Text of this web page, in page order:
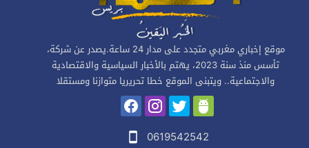
موقع إخباري مغربي متجدد على مدار 24 ساعة.يصدر عن شركة،
تأسس منذ سنة 2023، يهتم بالأخبار السياسية والاقتصادية
والاجتماعية.. ويتبنى الموقع خطا تحريريا متوازنا ومستقلا
0619542542